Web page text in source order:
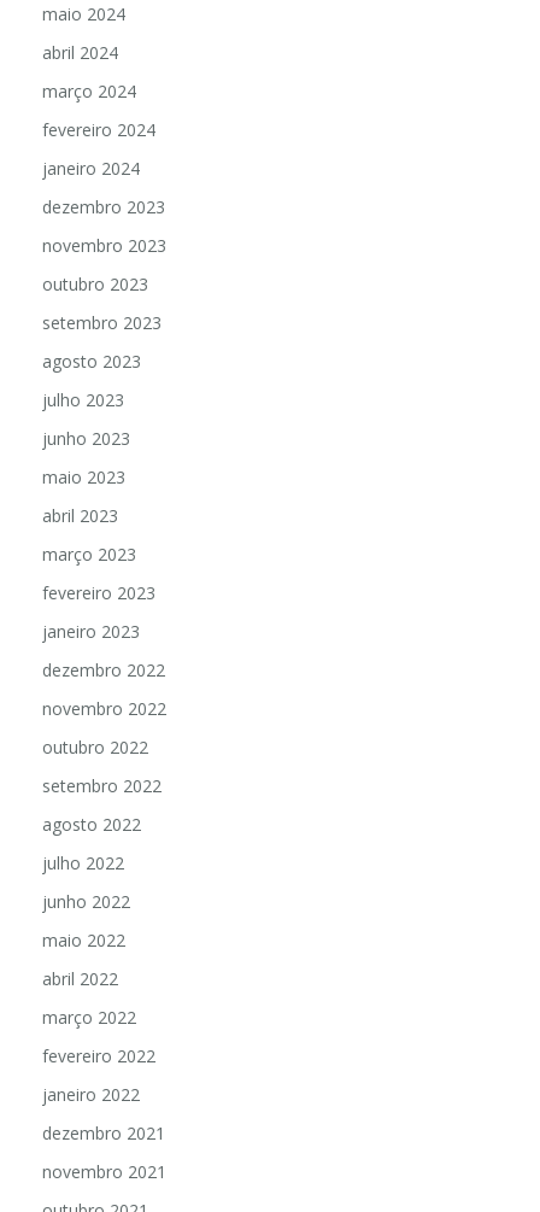
maio 2024
abril 2024
março 2024
fevereiro 2024
janeiro 2024
dezembro 2023
novembro 2023
outubro 2023
setembro 2023
agosto 2023
julho 2023
junho 2023
maio 2023
abril 2023
março 2023
fevereiro 2023
janeiro 2023
dezembro 2022
novembro 2022
outubro 2022
setembro 2022
agosto 2022
julho 2022
junho 2022
maio 2022
abril 2022
março 2022
fevereiro 2022
janeiro 2022
dezembro 2021
novembro 2021